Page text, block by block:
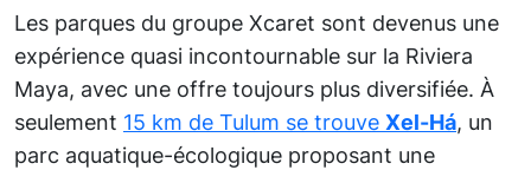
Les parques du groupe Xcaret sont devenus une
expérience quasi incontournable sur la Riviera
Maya, avec une offre toujours plus diversifiée. À
seulement 15 km de Tulum se trouve Xel-Há, un
parc aquatique-écologique proposant une